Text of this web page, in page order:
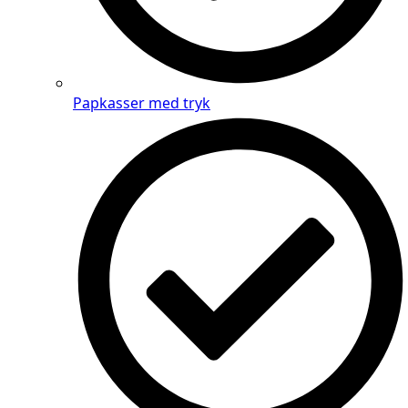
Papkasser med tryk